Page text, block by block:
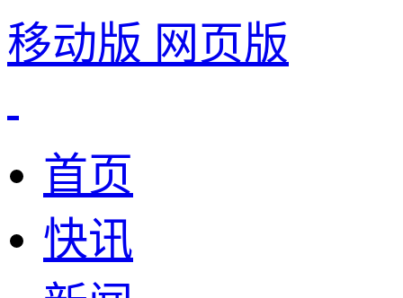
移动版 网页版
首页
快讯